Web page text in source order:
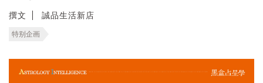
撰文 誠品生活新店
特别企画